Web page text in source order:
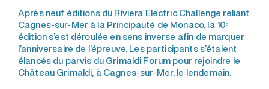
Après neuf éditions du Riviera Electric Challenge reliant
Cagnes-sur-Mer à la Principauté de Monaco, la 10ᵉ
édition s’est déroulée en sens inverse afin de marquer
l’anniversaire de l’épreuve. Les participants s’étaient
élancés du parvis du Grimaldi Forum pour rejoindre le
Château Grimaldi, à Cagnes-sur-Mer, le lendemain.